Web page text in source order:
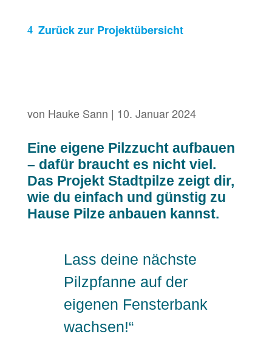
Zurück zur Projektübersicht
von Hauke Sann | 10. Januar 2024
Eine eigene Pilzzucht aufbauen
– dafür braucht es nicht viel.
Das Projekt Stadtpilze zeigt dir,
wie du einfach und günstig zu
Hause Pilze anbauen kannst.
Lass deine nächste
Pilzpfanne auf der
eigenen Fensterbank
wachsen!“